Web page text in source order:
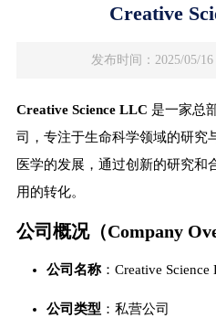
Creative
发布时间：2025/05/16
Creative Science LLC 是一家总
司，专注于生命科学领域的研究
医学的发展，通过创新的研究和
用的转化。
公司概况（Company
公司名称：Creative Science
公司类型 ：私营公司